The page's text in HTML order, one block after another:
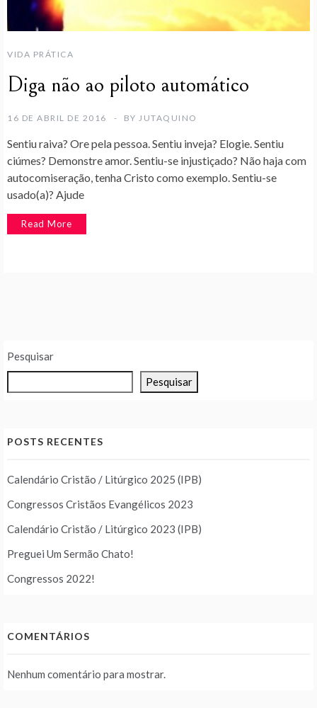
VIDA PRÁTICA
Diga não ao piloto automático
16 DE ABRIL DE 2016 BY JUTAQUINO
Sentiu raiva? Ore pela pessoa. Sentiu inveja? Elogie. Sentiu
ciúmes? Demonstre amor. Sentiu-se injustiçado? Não haja com
autocomiseração, tenha Cristo como exemplo. Sentiu-se
usado(a)? Ajude
Read More
Pesquisar
Pesquisar
POSTS RECENTES
Calendário Cristão / Litúrgico 2025 (IPB)
Congressos Cristãos Evangélicos 2023
Calendário Cristão / Litúrgico 2023 (IPB)
Preguei Um Sermão Chato!
Congressos 2022!
COMENTÁRIOS
Nenhum comentário para mostrar.